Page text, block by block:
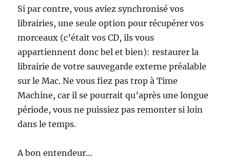
Si par contre, vous aviez synchronisé vos
librairies, une seule option pour récupérer vos
morceaux (c’était vos CD, ils vous
appartiennent donc bel et bien): restaurer la
librairie de votre sauvegarde externe préalable
sur le Mac. Ne vous fiez pas trop à Time
Machine, car il se pourrait qu’après une longue
période, vous ne puissiez pas remonter si loin
dans le temps.
A bon entendeur…